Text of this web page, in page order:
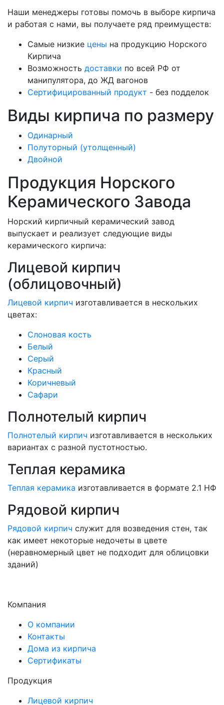
Наши менеджеры готовы помочь в выборе кирпича
и работая с нами, вы получаете ряд преимуществ:
Самые низкие цены на продукцию Норского
Кирпича
Возможность доставки по всей РФ от
манипулятора, до ЖД вагонов
Сертифицированный продукт - без подделок
Виды кирпича по размеру
Одинарный
Полуторный (утолщенный)
Двойной
Продукция Норского
Керамического Завода
Норский кирпичный керамический завод
выпускает и реализует следующие виды
керамического кирпича:
Лицевой кирпич
(облицовочный)
Лицевой кирпич изготавливается в нескольких
цветах:
Слоновая кость
Белый
Серый
Красный
Коричневый
Сафари
Полнотелый кирпич
Полнотелый кирпич изготавливается в нескольких
вариантах с разной пустотностью.
Теплая керамика
Теплая керамика изготавливается в формате 2.1 НФ
Рядовой кирпич
Рядовой кирпич служит для возведения стен, так
как имеет некоторые недочеты в цвете
(неравномерный цвет не подходит для облицовки
зданий)
Компания
О компании
Контакты
Дома из кирпича
Сертификаты
Продукция
Лицевой кирпич